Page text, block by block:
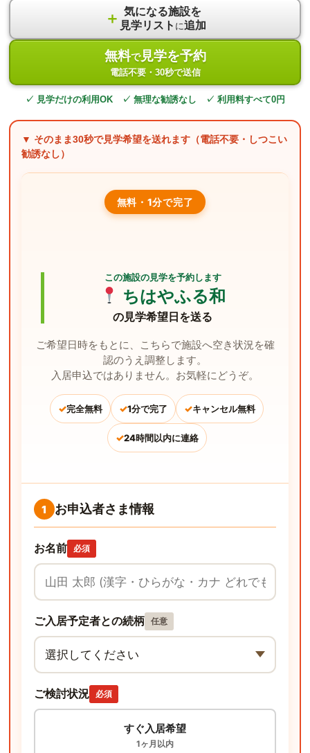
＋ 気になる施設を
見学リスト に追加
無料で見学を予約
電話不要・30秒で送信
✓ 見学だけの利用OK ✓ 無理な勧誘なし ✓ 利用料すべて0円
▼ そのまま30秒で見学希望を送れます（電話不要・しつこい
勧誘なし）
無料・1分で完了
この施設の見学を予約します
ちはやふる和
の見学希望日を送る
ご希望日時をもとに、こちらで施設へ空き状況を確
認のうえ調整します。
入居申込ではありません。お気軽にどうぞ。
✓完全無料 ✓1分で完了 ✓キャンセル無料
✓24時間以内に連絡
1 お申込者さま情報
お名前 必須
ご入居予定者との続柄 任意
ご検討状況 必須
すぐ入居希望
1ヶ月以内